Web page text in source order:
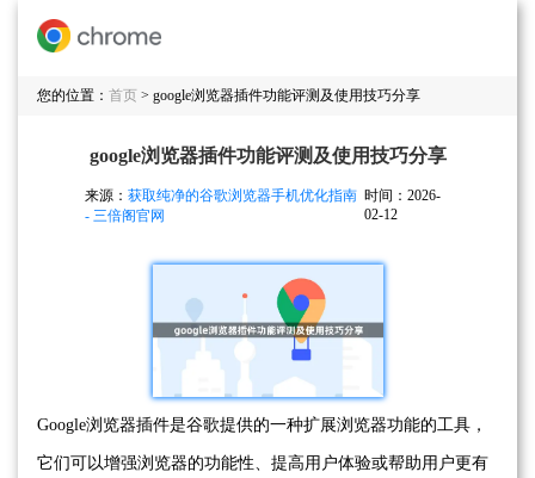
您的位置： 首页 > google浏览器插件功能评测及使用技巧分享
google浏览器插件功能评测及使用技巧分享
来源： 获取纯净的谷歌浏览器手机优化指南
- 三倍阁官网
时间：2026-
02-12
Google浏览器插件是谷歌提供的一种扩展浏览器功能的工具，
它们可以增强浏览器的功能性、提高用户体验或帮助用户更有